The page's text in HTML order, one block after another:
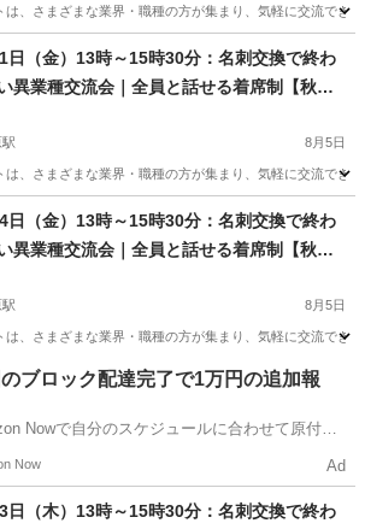
、さまざまな業界・職種の方が集まり、気軽に交流でき
駅 セミナー 名刺交換
日（金）13時～15時30分：名刺交換で終わ
異業種交流会｜全員と話せる着席制【秋葉
領収書発行可
8月5日
、さまざまな業界・職種の方が集まり、気軽に交流でき
駅 セミナー 名刺交換
日（金）13時～15時30分：名刺交換で終わ
異業種交流会｜全員と話せる着席制【秋葉
領収書発行可
8月5日
、さまざまな業界・職種の方が集まり、気軽に交流でき
原駅 セミナー 名刺交換
ブロック配達完了で1万円の追加報
Nowで自分のスケジュールに合わせて原付や
Now Ad
日（木）13時～15時30分：名刺交換で終わ